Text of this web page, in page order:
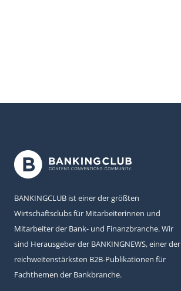
BANKINGCLUB ist einer der größten
Wirtschaftsclubs für Mitarbeiterinnen und
Mitarbeiter der Bank- und Finanzbranche. Wir
sind Herausgeber der BANKINGNEWS, einer der
reichweitenstärksten B2B-Publikationen für
Fachthemen der Bankbranche.